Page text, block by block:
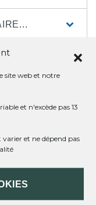
site web et notre
et n'excède pas 13
varier et ne dépend pas